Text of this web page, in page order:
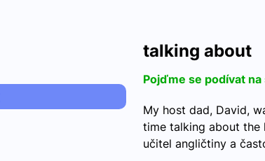
talking about
Pojďme se podívat
My host dad, David,
time talking about the
učitel angličtiny a